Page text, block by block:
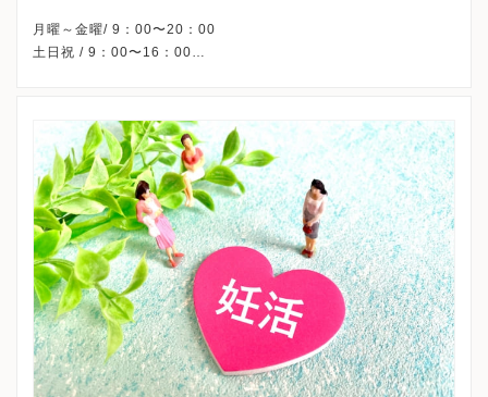
月曜～金曜/ 9：00〜20：00
土日祝 / 9：00〜16：00